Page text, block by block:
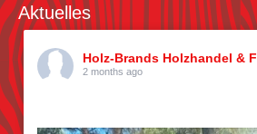
Aktuelles
Holz-Brands Holzhandel &
2 months ago